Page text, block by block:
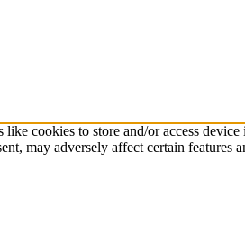
like cookies to store and/or access
may adversely affect certain features